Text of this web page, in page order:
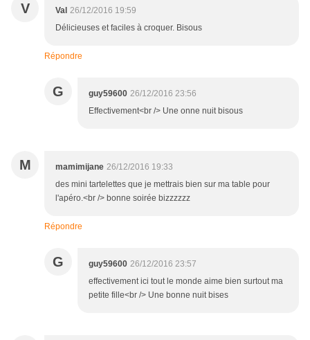
V Val 26/12/2016 19:59
Délicieuses et faciles à croquer. Bisous
Répondre
G guy59600 26/12/2016 23:56
Effectivement<br /> Une onne nuit bisous
M mamimijane 26/12/2016 19:33
des mini tartelettes que je mettrais bien sur ma table pour
l'apéro.<br /> bonne soirée bizzzzzz
Répondre
G guy59600 26/12/2016 23:57
effectivement ici tout le monde aime bien surtout ma
petite fille<br /> Une bonne nuit bises